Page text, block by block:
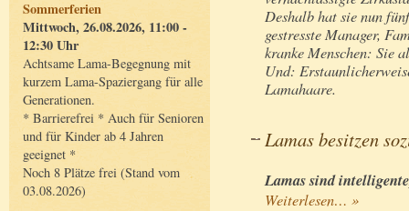
Sommerferien
Mittwoch, 26.08.2026, 11:00 -
12:30 Uhr
Achtsame Lama-Begegnung mit
kurzem Lama-Spaziergang für alle
Generationen.
* Barrierefrei * Auch für Senioren
und für Kinder ab 4 Jahren
geeignet *
Noch 8 Plätze frei (Stand vom
03.08.2026)
Deshalb hat sie nun
gestresste Manager,
kranke Menschen: Sie
Und:
Lamahaare.
Lamas besitzen
Lamas sind
Weiterlesen… »